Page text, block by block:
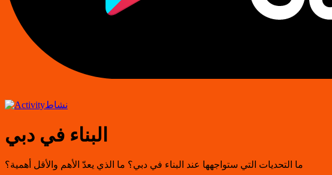
نشاط
البناء في دبي
ما التحديات التي ستواجهها عند البناء في دبي؟ ما الذي يعدّ الأهم والأقل أهمية؟